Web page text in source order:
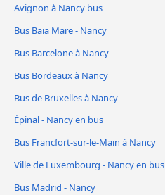
Avignon à Nancy bus
Bus Baia Mare - Nancy
Bus Barcelone à Nancy
Bus Bordeaux à Nancy
Bus de Bruxelles à Nancy
Épinal - Nancy en bus
Bus Francfort-sur-le-Main à Nancy
Ville de Luxembourg - Nancy en bus
Bus Madrid - Nancy